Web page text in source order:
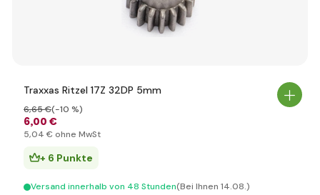
Traxxas Ritzel 17Z 32DP 5mm
6,00 €
6,65 €(-10 %)
5,04 € ohne MwSt
+ 6 Punkte
Versand innerhalb von 48 Stunden(Bei Ihnen 14.08.)